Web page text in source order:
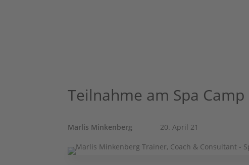
Teilnahme am Spa
Marlis Minkenberg 20. April 21